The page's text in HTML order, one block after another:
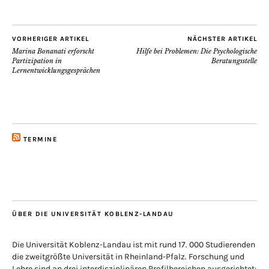
VORHERIGER ARTIKEL
Marina Bonanati erforscht
Partizipation in
Lernentwicklungsgesprächen
NÄCHSTER ARTIKEL
Hilfe bei Problemen: Die Psychologische
Beratungsstelle
TERMINE
ÜBER DIE UNIVERSITÄT KOBLENZ-LANDAU
Die Universität Koblenz-Landau ist mit rund 17. 000 Studierenden
die zweitgrößte Universität in Rheinland-Pfalz. Forschung und